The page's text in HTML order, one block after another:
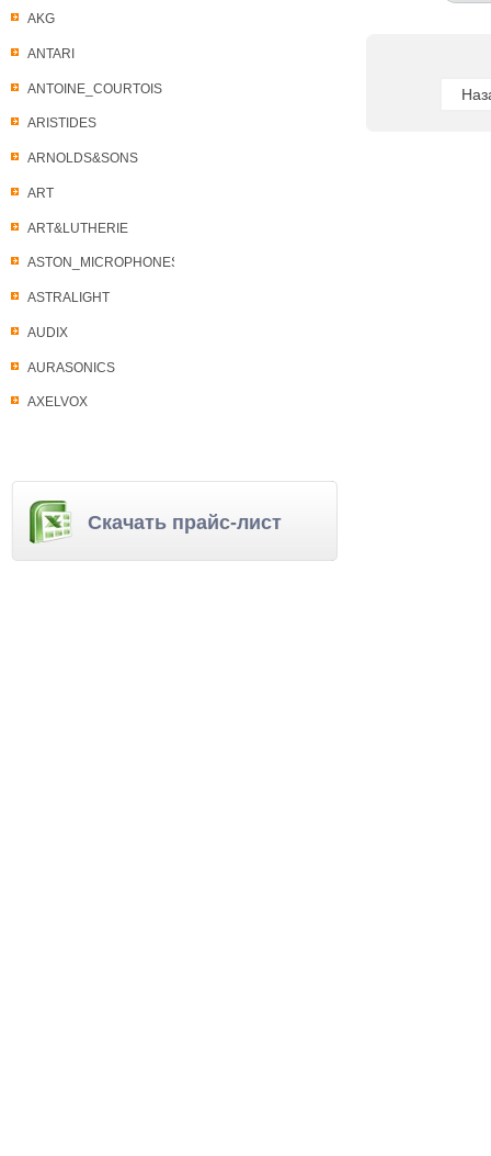
AKG
ANTARI
ANTOINE_COURTOIS
ARISTIDES
ARNOLDS&SONS
ART
ART&LUTHERIE
ASTON_MICROPHONES
ASTRALIGHT
AUDIX
AURASONICS
AXELVOX
Скачать прайс-лист